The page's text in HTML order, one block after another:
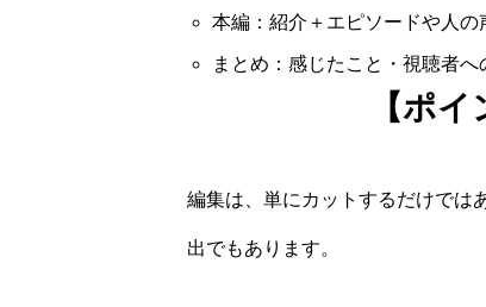
本編：紹介＋エピソードや人の
まとめ：感じたこと・視聴者へ
【ポ
編集は、単にカットするだけでは
出でもあります。